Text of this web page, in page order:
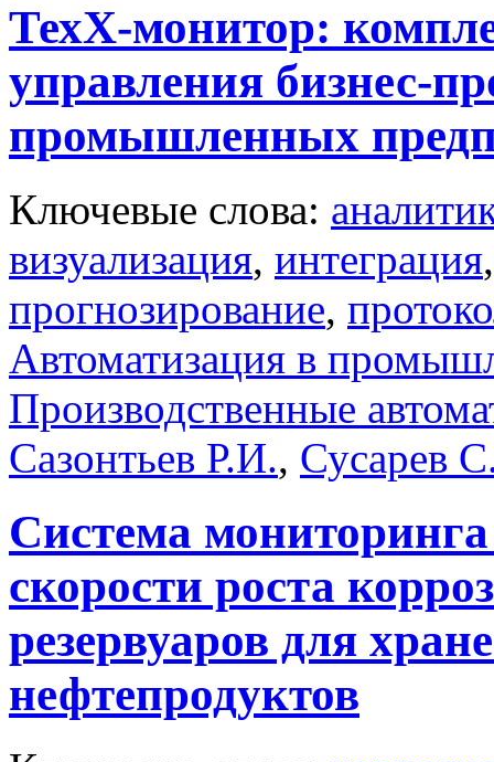
ТехХ-монитор:
управления бизнес-
промышленных
Ключевые слова:
визуализация, интеграция
прогнозирование,
Автоматизация в
Производственные
Сазонтьев Р.И., Сусарев
Система
скорости роста
резервуаров для
нефтепродуктов